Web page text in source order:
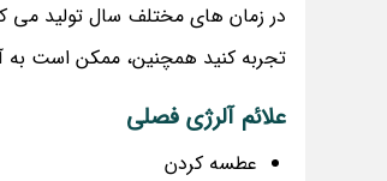
در زمان های مختلف سال تولید می
تجربه کنید همچنین، ممکن است به
علائم آلرژی فصلی
عطسه کردن